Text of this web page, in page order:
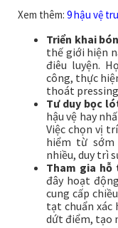
Xem thêm: 9 hậu vệ
Triển khai
thế giới hiện
điêu luyện.
công, thực
thoát
Tư duy bọc
hậu vệ hay
Việc chọn vị
hiểm từ sớm
nhiều, duy trì
Tham gia hỗ
đây hoạt
cung cấp
tạt chuẩn xác
dứt điểm, tạo